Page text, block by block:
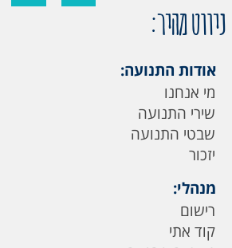
ניווט מהיר:
אודות התנועה:
מי אנחנו
שירי התנועה
שבטי התנועה
יזכור
מנהלי:
רישום
קוד אתי